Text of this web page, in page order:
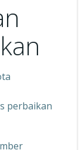
perbaikan